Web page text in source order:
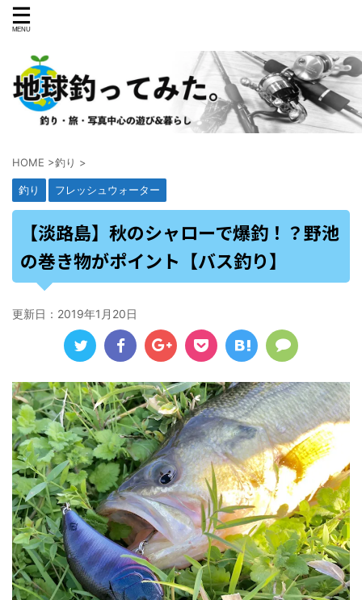
HOME >釣り >
釣り フレッシュウォーター
【淡路島】秋のシャローで爆釣！？野池
の巻き物がポイント【バス釣り】
更新日： 2019年1月20日